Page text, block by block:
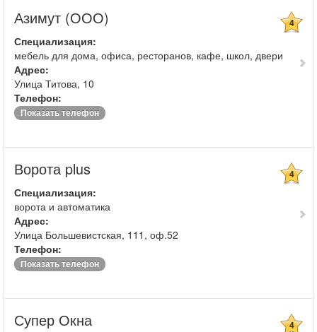
Азимут (ООО) 4
Специализация:
мебель для дома, офиса, ресторанов, кафе, школ, двери
Адрес:
Улица Титова, 10
Телефон:
Показать телефон
Ворота plus 4
Специализация:
ворота и автоматика
Адрес:
Улица Большевистская, 111, оф.52
Телефон:
Показать телефон
Супер Окна 4